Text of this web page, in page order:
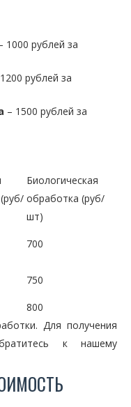
1000 рублей за
рублей за
– 1500 рублей за
Биологическая
обработка (руб/
шт)
700
750
800
Для получения
к нашему